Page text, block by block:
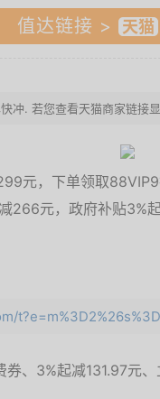
值达链接 >
冲. 若您查看天猫商家链接
元，下单领取
266元，政府补贴3%
、3%起减131.97元